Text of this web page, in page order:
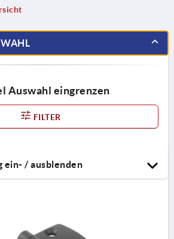
Auswahl eingrenzen
FILTER
ein- / ausblenden